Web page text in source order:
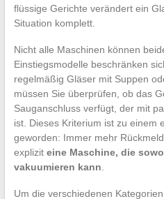
flüssige Gerichte verändert ein
Situation komplett.
Nicht alle Maschinen können
Einstiegsmodelle beschränken
regelmäßig Gläser mit Suppen
müssen Sie überprüfen, ob das
Sauganschluss verfügt, der mit
ist. Dieses Kriterium ist zu einem
geworden: Immer mehr
explizit eine Maschine, die
vakuumieren kann
Um die verschiedenen